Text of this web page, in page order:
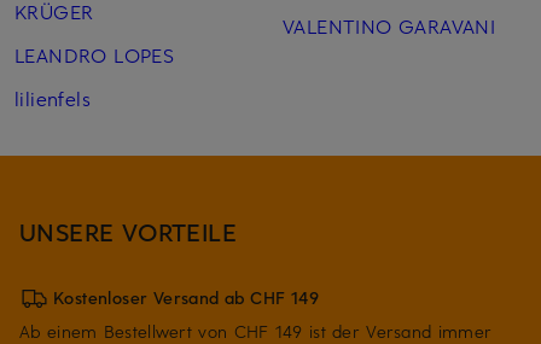
KRÜGER
LEANDRO LOPES
lilienfels
VALENTINO GARAVANI
UNSERE VORTEILE
Kostenloser Versand ab CHF 149
Ab einem Bestellwert von CHF 149 ist der Versand immer